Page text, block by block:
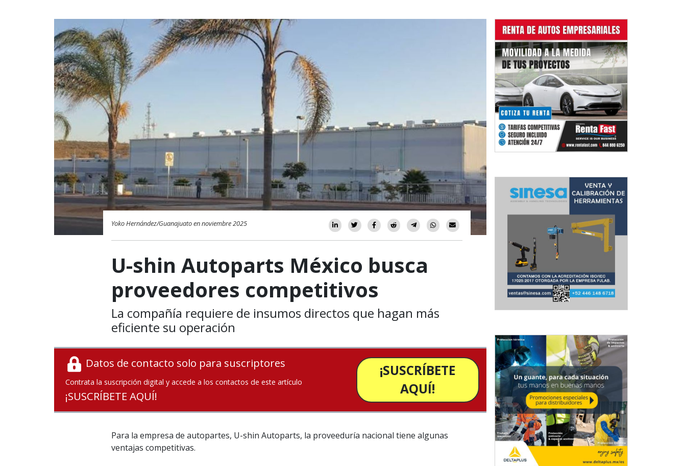
Yoko Hernández/Guanajuato en noviembre 2025
U-shin Autoparts México busca
proveedores competitivos
La compañía requiere de insumos directos que hagan más
eficiente su operación
Datos de contacto solo para suscriptores
Contrata la suscripción digital y accede a los contactos de este artículo
¡SUSCRÍBETE AQUÍ!
¡SUSCRÍBETE
AQUÍ!
Para la empresa de autopartes, U-shin Autoparts, la proveeduría nacional tiene algunas
ventajas competitivas.